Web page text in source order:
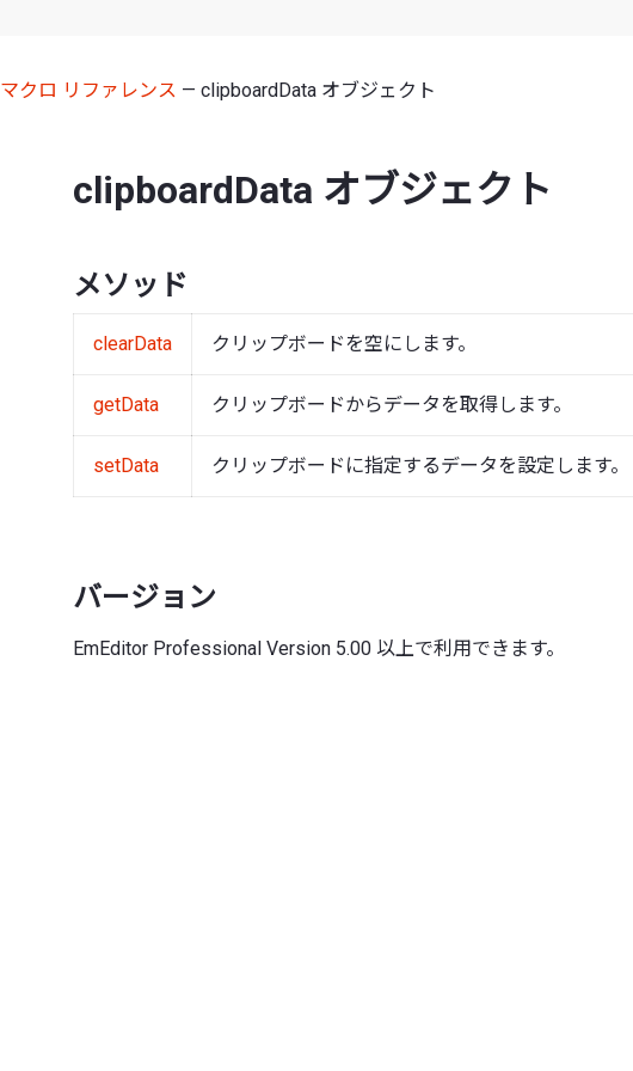
マクロ リファレンス — clipboardData オブジェクト
clipboardData オブジェクト
メソッド
clearData クリップボードを空にします。
getData クリップボードからデータを取得します。
setData クリップボードに指定するデータを設定します。
バージョン
EmEditor Professional Version 5.00 以上で利用できます。